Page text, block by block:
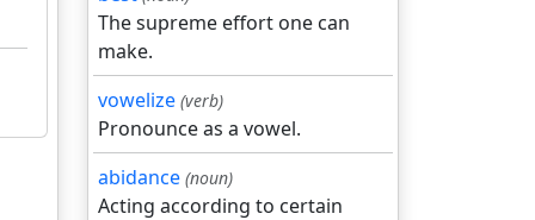
The supreme effort one can
make.
vowelize (verb)
Pronounce as a vowel.
abidance (noun)
Acting according to certain